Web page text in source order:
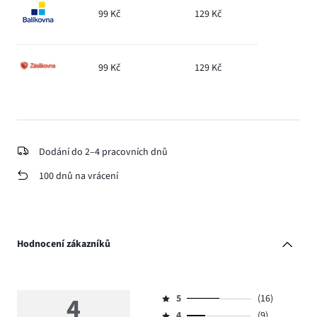
99 Kč 129 Kč
99 Kč 129 Kč
Dodání do 2–4 pracovních dnů
100 dnů na vrácení
Hodnocení zákazníků
4
Hodnocení
5
(16)